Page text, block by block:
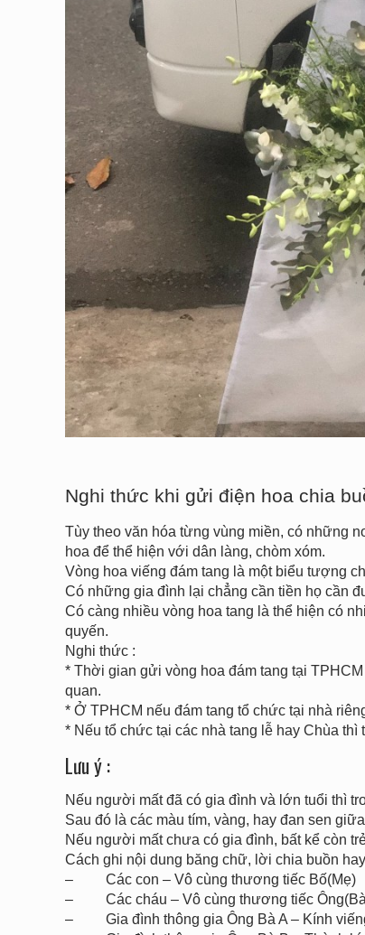
Nghi thức khi gửi điện hoa chia
Tùy theo văn hóa từng vùng miền, có những
hoa để thể hiện với dân làng, chòm xóm.
Vòng hoa viếng đám tang là một biểu tượng
Có những gia đình lại chẳng cần tiền họ cần
Có càng nhiều vòng hoa tang là thể hiện có
quyến.
Nghi thức :
* Thời gian gửi vòng hoa đám tang tại
quan.
* Ở TPHCM nếu đám tang tổ chức tại nhà
* Nếu tổ chức tại các nhà tang lễ hay Chùa
Lưu ý :
Nếu người mất đã có gia đình và lớn tuổi thì
Sau đó là các màu tím, vàng, hay đan sen
Nếu người mất chưa có gia đình, bất kể còn
Cách ghi nội dung băng chữ, lời chia buồn
– Các con – Vô cùng thương tiếc Bố(Mẹ)
– Các cháu – Vô cùng thương tiếc
– Gia đình thông gia Ông Bà A – Kính